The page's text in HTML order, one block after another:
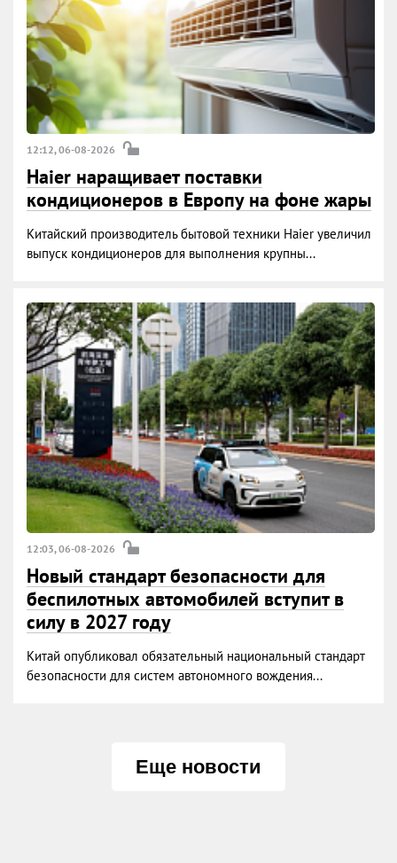
12:12, 06-08-2026
Haier наращивает поставки
кондиционеров в Европу на фоне жары
Китайский производитель бытовой техники Haier увеличил
выпуск кондиционеров для выполнения крупны...
12:03, 06-08-2026
Новый стандарт безопасности для
беспилотных автомобилей вступит в
силу в 2027 году
Китай опубликовал обязательный национальный стандарт
безопасности для систем автономного вождения...
Еще новости